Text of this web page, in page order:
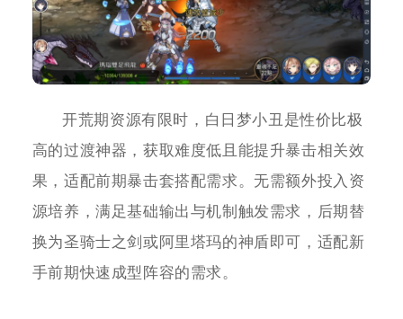
开荒期资源有限时，白日梦小丑是性价比极
高的过渡神器，获取难度低且能提升暴击相关效
果，适配前期暴击套搭配需求。无需额外投入资
源培养，满足基础输出与机制触发需求，后期替
换为圣骑士之剑或阿里塔玛的神盾即可，适配新
手前期快速成型阵容的需求。